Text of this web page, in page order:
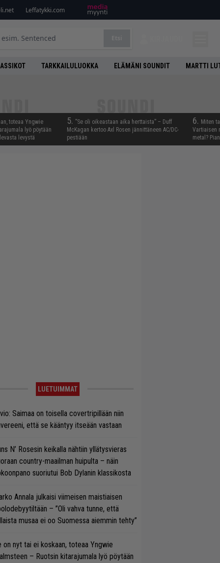
Leffatykki.com
TARKKAILULUOKKA ELÄMÄNI SOUNDIT MARTTI
toteaa Yngwie
lyö pöytään
levystä
5. ”Se oli oikeastaan aika herttaista” – Duff
McKagan kertoo Axl Rosen jännittäneen AC/DC-
pestiään
6. Miten
Vartiaisen
metal?
LUETUIMMAT
Saimaa on toisella covertripillään niin
että se kääntyy itseään vastaan
N’ Rosesin keikalla nähtiin yllätysvieras
country-maailman huipulta – näin
suoriutui Bob Dylanin klassikosta
Annala julkaisi viimeisen maistiaisen
– ”Oli vahva tunne, että
musaa ei oo Suomessa aiemmin tehty”
on nyt tai ei koskaan, toteaa Yngwie
– Ruotsin kitarajumala lyö pöytään